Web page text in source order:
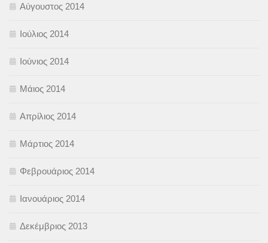
Αύγουστος 2014
Ιούλιος 2014
Ιούνιος 2014
Μάιος 2014
Απρίλιος 2014
Μάρτιος 2014
Φεβρουάριος 2014
Ιανουάριος 2014
Δεκέμβριος 2013